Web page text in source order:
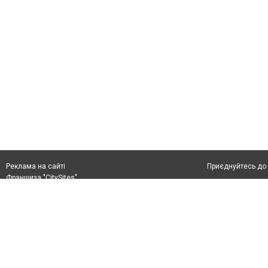
Реклама на сайті
Франшиза "CitySites"
Приєднуйтесь до